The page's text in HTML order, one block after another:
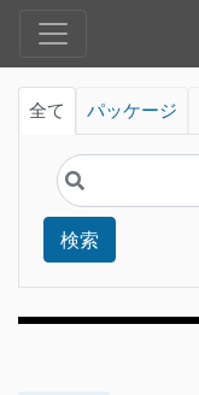
全て パッケージ
検索